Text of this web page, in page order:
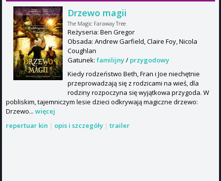
Drzewo magii
The Magic Faraway Tree
Reżyseria: Ben Gregor
Obsada: Andrew Garfield, Claire Foy, Nicola
Coughlan
Gatunek: familijny/ przygodowy
Kiedy rodzeństwo Beth, Fran i Joe niechętnie
przeprowadzają się z rodzicami na wieś, dla
rodziny rozpoczyna się wyjątkowa przygoda. W
pobliskim, tajemniczym lesie dzieci odkrywają magiczne drzewo:
Drzewo... więcej
repertuar kin | opis i szczegóły | trailer